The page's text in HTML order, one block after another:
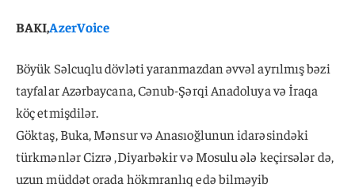
BAKI,AzerVoice
Böyük Səlcuqlu dövləti yaranmazdan əvvəl ayrılmış bəzi
tayfalar Azərbaycana, Cənub-Şərqi Anadoluya və İraqa
köç etmişdilər.
Göktaş, Buka, Mənsur və Anasıoğlunun idarəsindəki
türkmənlər Cizrə ,Diyarbəkir və Mosulu ələ keçirsələr də,
uzun müddət orada hökmranlıq edə bilməyib